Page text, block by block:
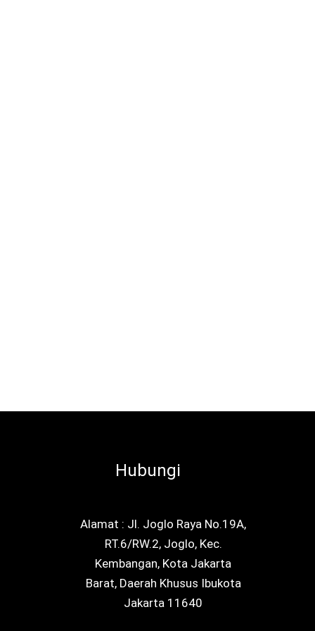
Hubungi
Alamat : Jl. Joglo Raya No.19A,
RT.6/RW.2, Joglo, Kec.
Kembangan, Kota Jakarta
Barat, Daerah Khusus Ibukota
Jakarta 11640